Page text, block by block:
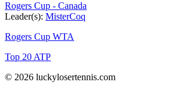
Rogers Cup - Canada
Leader(s): MisterCoq
Rogers Cup WTA
Top 20 ATP
© 2026 luckylosertennis.com